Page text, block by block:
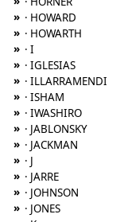
» · HOWARD
» · HOWARTH
» · I
» · IGLESIAS
» · ILLARRAMENDI
» · ISHAM
» · IWASHIRO
» · JABLONSKY
» · JACKMAN
» · J
» · JARRE
» · JOHNSON
» · JONES